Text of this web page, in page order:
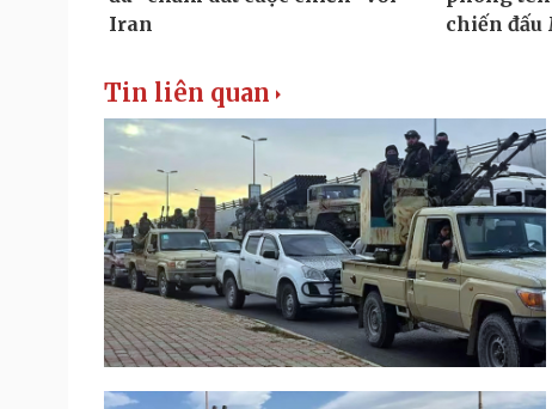
Tin liên quan